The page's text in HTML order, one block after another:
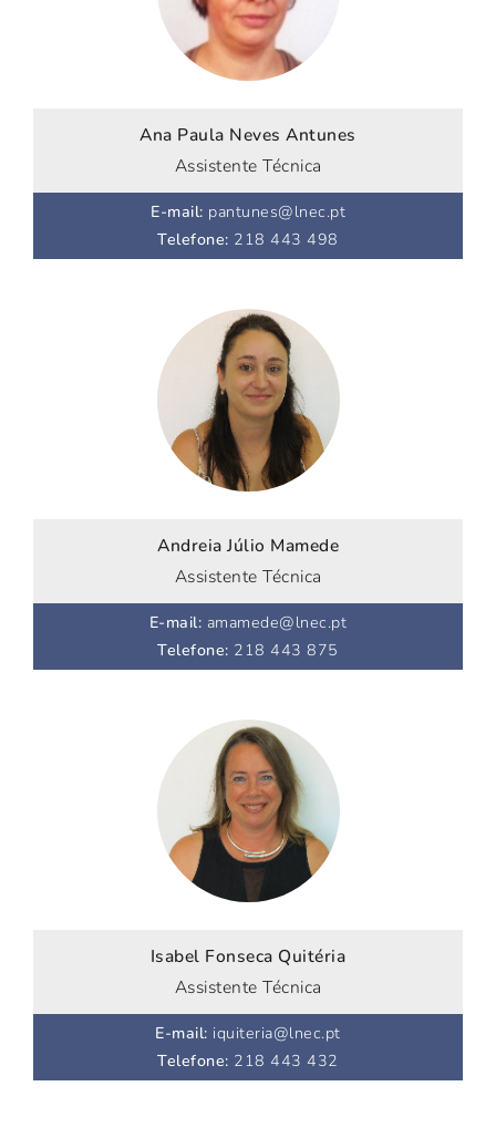
Ana Paula Neves Antunes
Assistente Técnica
E-mail: pantunes@lnec.pt
Telefone: 218 443 498
Andreia Júlio Mamede
Assistente Técnica
E-mail: amamede@lnec.pt
Telefone: 218 443 875
Isabel Fonseca Quitéria
Assistente Técnica
E-mail: iquiteria@lnec.pt
Telefone: 218 443 432